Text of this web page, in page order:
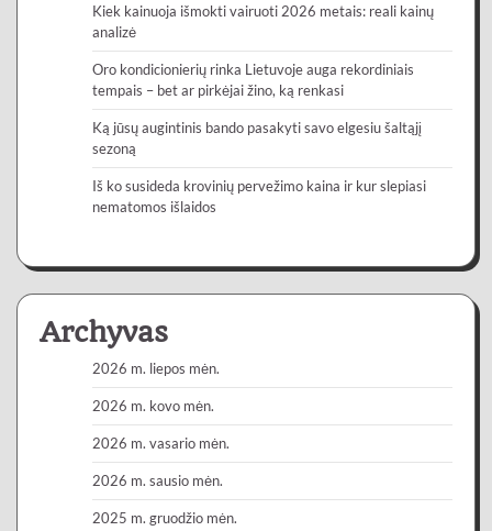
Kiek kainuoja išmokti vairuoti 2026 metais: reali kainų
analizė
Oro kondicionierių rinka Lietuvoje auga rekordiniais
tempais – bet ar pirkėjai žino, ką renkasi
Ką jūsų augintinis bando pasakyti savo elgesiu šaltąjį
sezoną
Iš ko susideda krovinių pervežimo kaina ir kur slepiasi
nematomos išlaidos
Archyvas
2026 m. liepos mėn.
2026 m. kovo mėn.
2026 m. vasario mėn.
2026 m. sausio mėn.
2025 m. gruodžio mėn.